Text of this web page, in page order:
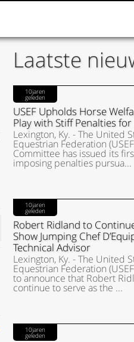
Laatste
10jaren
geleden
USEF Upholds Horse
Play with Stiff Penalties
Lexington, Ky. - The United
Equestrian Federation
Committee has issued its
imposing penalties pursua...
10jaren
geleden
Robert Ridland to
Show Jumping Chef
Technical Advisor
Lexington, Ky. - The United
Equestrian Federation
to announce that Robert
continue to serve as the ...
10jaren
geleden